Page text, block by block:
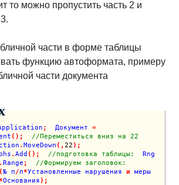
то можно пропустить часть 2 и
части в форме таблицы
функцию автоформата, примеру
части документа
;
  Документ
=
( ) ;
//Переместиться вниз на 22
.MoveDown ( ,22) ;
.Add ( ) ; //подготовка таблицы:
.Range ;
//Формируем заголовок:
(№ п/п*Установленные нарушения и
Основания) ;